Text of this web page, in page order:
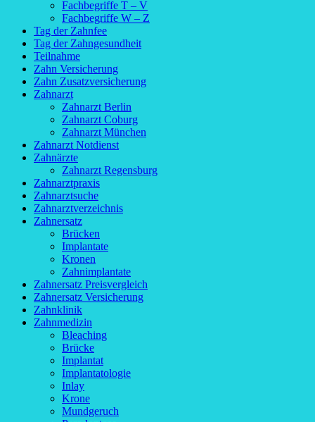
Fachbegriffe T – V
Fachbegriffe W – Z
Tag der Zahnfee
Tag der Zahngesundheit
Teilnahme
Zahn Versicherung
Zahn Zusatzversicherung
Zahnarzt
Zahnarzt Berlin
Zahnarzt Coburg
Zahnarzt München
Zahnarzt Notdienst
Zahnärzte
Zahnarzt Regensburg
Zahnarztpraxis
Zahnarztsuche
Zahnarztverzeichnis
Zahnersatz
Brücken
Implantate
Kronen
Zahnimplantate
Zahnersatz Preisvergleich
Zahnersatz Versicherung
Zahnklinik
Zahnmedizin
Bleaching
Brücke
Implantat
Implantatologie
Inlay
Krone
Mundgeruch